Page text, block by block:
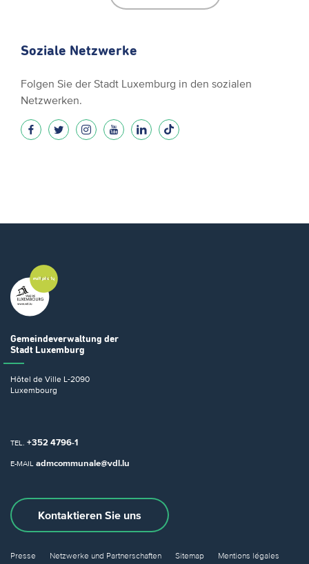
Soziale Netzwerke
Folgen Sie der Stadt Luxemburg in den sozialen
Netzwerken.
Gemeindeverwaltung der
Stadt Luxemburg
Hôtel de Ville L-2090
Luxembourg
TEL. +352 4796-1
E-MAIL admcommunale@vdl.lu
Kontaktieren Sie uns
Presse Netzwerke und Partnerschaften Sitemap
Mentions légales